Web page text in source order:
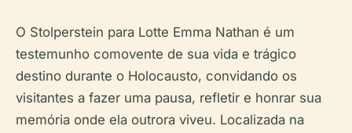
O Stolperstein para Lotte Emma Nathan é um
testemunho comovente de sua vida e trágico
destino durante o Holocausto, convidando os
visitantes a fazer uma pausa, refletir e honrar sua
memória onde ela outrora viveu. Localizada na